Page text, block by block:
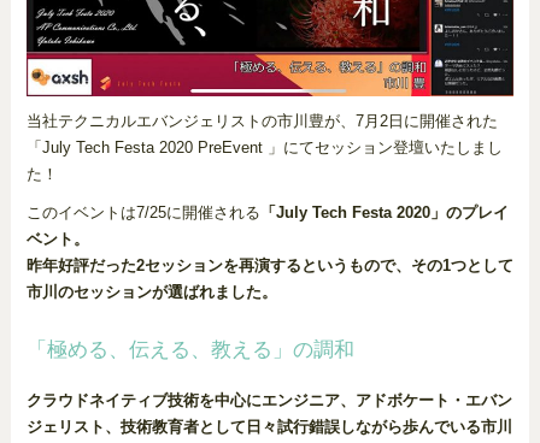
当社テクニカルエバンジェリストの市川豊が、7月2日に開催された
「July Tech Festa 2020 PreEvent 」にてセッション登壇いたしまし
た！
このイベントは7/25に開催される 「July Tech Festa 2020」のプレイ
ベント。
昨年好評だった2セッションを再演するというもので、その1つとして
市川のセッションが選ばれました。
「極める、伝える、教える」の調和
クラウドネイティブ技術を中心にエンジニア、アドボケート・エバン
ジェリスト、技術教育者として日々試行錯誤しながら歩んでいる市川